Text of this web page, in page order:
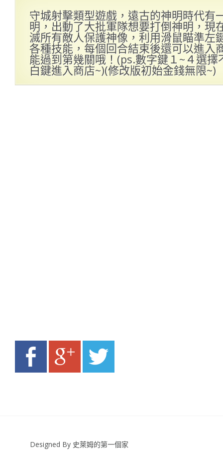
守城射擊類型遊戲，遠古的神明時代有
明，出動了大批軍隊想要打倒神明，現
滅所有敵人保護神像，利用滑鼠瞄準左
各種技能，每個回合結束後還可以進入
能過到第幾關哦！(ps.數字鍵１~４選
白鍵進入商店~)(修改版初始金錢無限~)
Designed By 史萊姆的第一個家